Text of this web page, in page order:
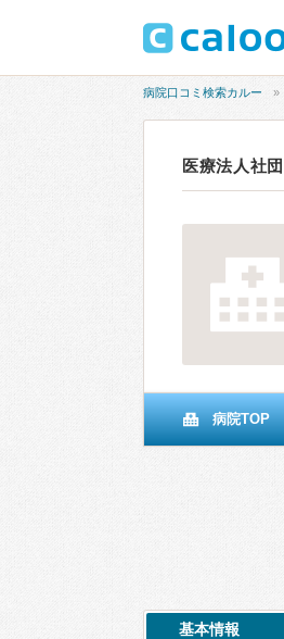
病院口コミ検索カルー
医療法人社団
病院TOP
基本情報